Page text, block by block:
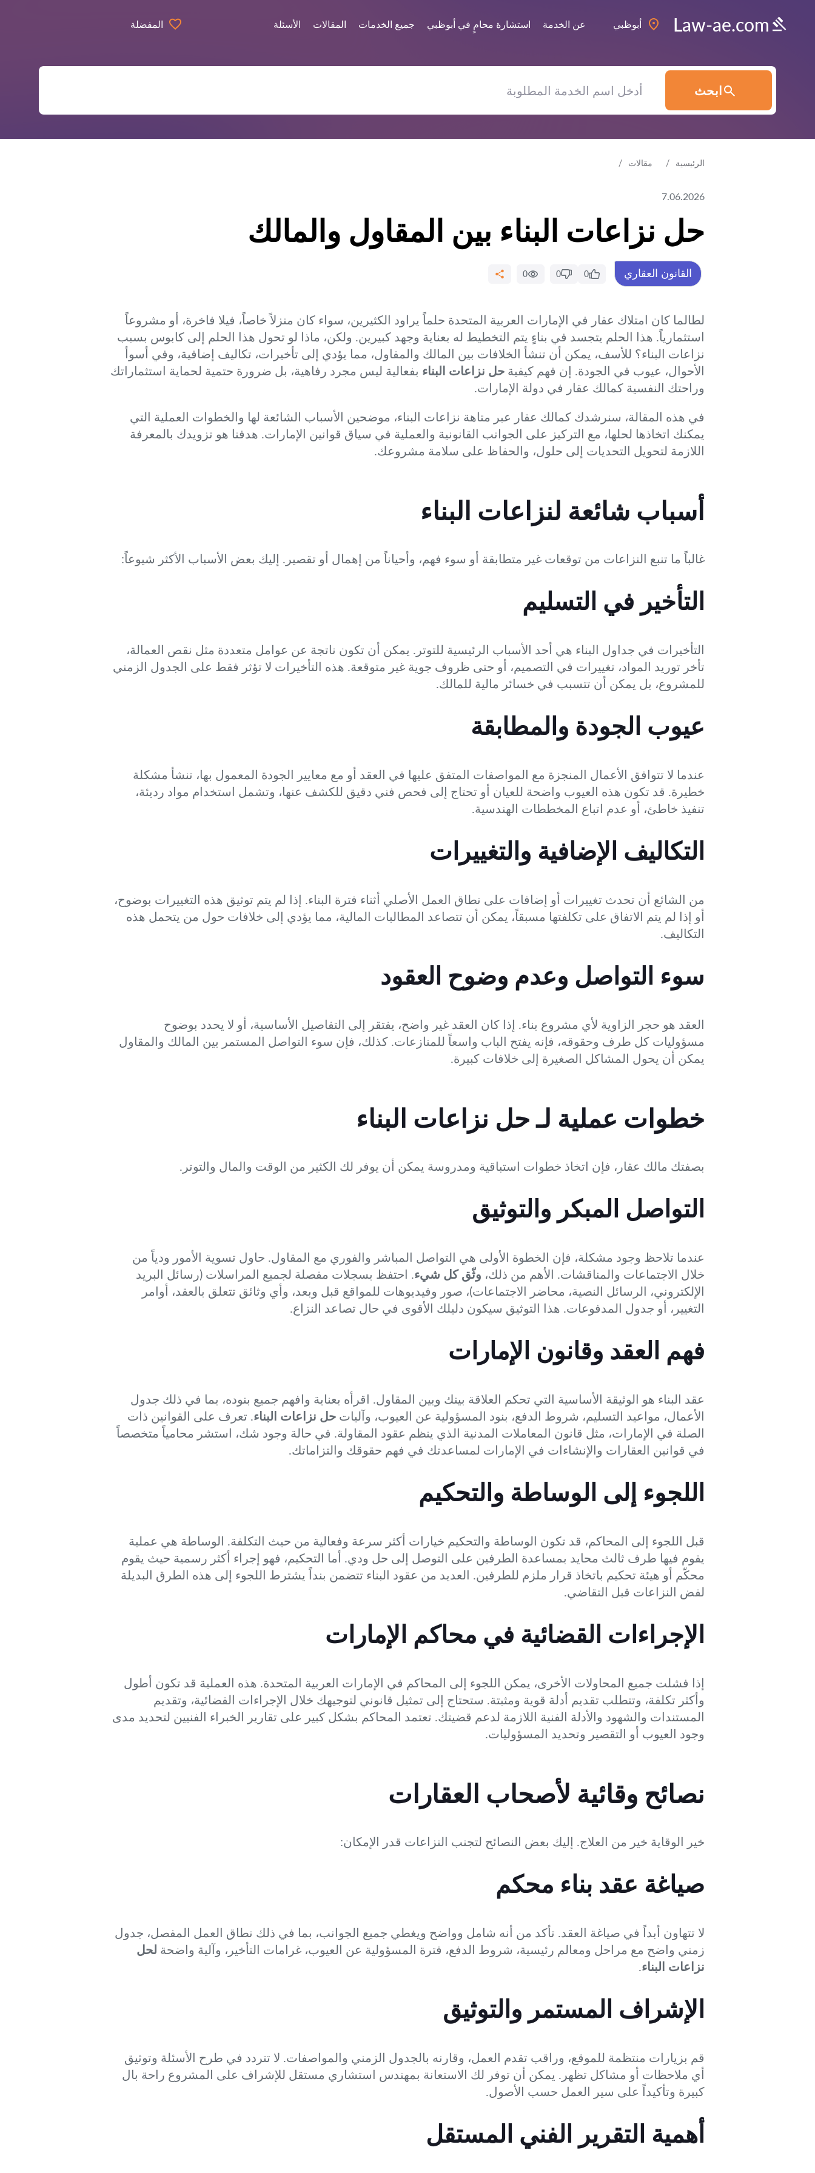
Law-ae.com أبوظبي عن الخدمة استشارة محامٍ في أبوظبي جميع الخدمات المقالات الأسئلة المفضلة
ابحث
الرئيسية مقالات
7.06.2026
حل نزاعات البناء بين المقاول والمالك
القانون العقاري 0
0
0
لطالما كان امتلاك عقار في الإمارات العربية المتحدة حلماً يراود الكثيرين، سواء كان منزلاً خاصاً، فيلا فاخرة، أو مشروعاً
استثمارياً. هذا الحلم يتجسد في بناءٍ يتم التخطيط له بعناية وجهد كبيرين. ولكن، ماذا لو تحول هذا الحلم إلى كابوس بسبب
نزاعات البناء؟ للأسف، يمكن أن تنشأ الخلافات بين المالك والمقاول، مما يؤدي إلى تأخيرات، تكاليف إضافية، وفي أسوأ
الأحوال، عيوب في الجودة. إن فهم كيفية حل نزاعات البناء بفعالية ليس مجرد رفاهية، بل ضرورة حتمية لحماية استثماراتك
وراحتك النفسية كمالك عقار في دولة الإمارات.
في هذه المقالة، سنرشدك كمالك عقار عبر متاهة نزاعات البناء، موضحين الأسباب الشائعة لها والخطوات العملية التي
يمكنك اتخاذها لحلها، مع التركيز على الجوانب القانونية والعملية في سياق قوانين الإمارات. هدفنا هو تزويدك بالمعرفة
اللازمة لتحويل التحديات إلى حلول، والحفاظ على سلامة مشروعك.
أسباب شائعة لنزاعات البناء
غالباً ما تنبع النزاعات من توقعات غير متطابقة أو سوء فهم، وأحياناً من إهمال أو تقصير. إليك بعض الأسباب الأكثر شيوعاً:
التأخير في التسليم
التأخيرات في جداول البناء هي أحد الأسباب الرئيسية للتوتر. يمكن أن تكون ناتجة عن عوامل متعددة مثل نقص العمالة،
تأخر توريد المواد، تغييرات في التصميم، أو حتى ظروف جوية غير متوقعة. هذه التأخيرات لا تؤثر فقط على الجدول الزمني
للمشروع، بل يمكن أن تتسبب في خسائر مالية للمالك.
عيوب الجودة والمطابقة
عندما لا تتوافق الأعمال المنجزة مع المواصفات المتفق عليها في العقد أو مع معايير الجودة المعمول بها، تنشأ مشكلة
خطيرة. قد تكون هذه العيوب واضحة للعيان أو تحتاج إلى فحص فني دقيق للكشف عنها، وتشمل استخدام مواد رديئة،
تنفيذ خاطئ، أو عدم اتباع المخططات الهندسية.
التكاليف الإضافية والتغييرات
من الشائع أن تحدث تغييرات أو إضافات على نطاق العمل الأصلي أثناء فترة البناء. إذا لم يتم توثيق هذه التغييرات بوضوح،
أو إذا لم يتم الاتفاق على تكلفتها مسبقاً، يمكن أن تتصاعد المطالبات المالية، مما يؤدي إلى خلافات حول من يتحمل هذه
التكاليف.
سوء التواصل وعدم وضوح العقود
العقد هو حجر الزاوية لأي مشروع بناء. إذا كان العقد غير واضح، يفتقر إلى التفاصيل الأساسية، أو لا يحدد بوضوح
مسؤوليات كل طرف وحقوقه، فإنه يفتح الباب واسعاً للمنازعات. كذلك، فإن سوء التواصل المستمر بين المالك والمقاول
يمكن أن يحول المشاكل الصغيرة إلى خلافات كبيرة.
خطوات عملية لـ حل نزاعات البناء
بصفتك مالك عقار، فإن اتخاذ خطوات استباقية ومدروسة يمكن أن يوفر لك الكثير من الوقت والمال والتوتر.
التواصل المبكر والتوثيق
عندما تلاحظ وجود مشكلة، فإن الخطوة الأولى هي التواصل المباشر والفوري مع المقاول. حاول تسوية الأمور ودياً من
خلال الاجتماعات والمناقشات. الأهم من ذلك، وثّق كل شيء. احتفظ بسجلات مفصلة لجميع المراسلات (رسائل البريد
الإلكتروني، الرسائل النصية، محاضر الاجتماعات)، صور وفيديوهات للمواقع قبل وبعد، وأي وثائق تتعلق بالعقد، أوامر
التغيير، أو جدول المدفوعات. هذا التوثيق سيكون دليلك الأقوى في حال تصاعد النزاع.
فهم العقد وقانون الإمارات
عقد البناء هو الوثيقة الأساسية التي تحكم العلاقة بينك وبين المقاول. اقرأه بعناية وافهم جميع بنوده، بما في ذلك جدول
الأعمال، مواعيد التسليم، شروط الدفع، بنود المسؤولية عن العيوب، وآليات حل نزاعات البناء. تعرف على القوانين ذات
الصلة في الإمارات، مثل قانون المعاملات المدنية الذي ينظم عقود المقاولة. في حالة وجود شك، استشر محامياً متخصصاً
في قوانين العقارات والإنشاءات في الإمارات لمساعدتك في فهم حقوقك والتزاماتك.
اللجوء إلى الوساطة والتحكيم
قبل اللجوء إلى المحاكم، قد تكون الوساطة والتحكيم خيارات أكثر سرعة وفعالية من حيث التكلفة. الوساطة هي عملية
يقوم فيها طرف ثالث محايد بمساعدة الطرفين على التوصل إلى حل ودي. أما التحكيم، فهو إجراء أكثر رسمية حيث يقوم
محكّم أو هيئة تحكيم باتخاذ قرار ملزم للطرفين. العديد من عقود البناء تتضمن بنداً يشترط اللجوء إلى هذه الطرق البديلة
لفض النزاعات قبل التقاضي.
الإجراءات القضائية في محاكم الإمارات
إذا فشلت جميع المحاولات الأخرى، يمكن اللجوء إلى المحاكم في الإمارات العربية المتحدة. هذه العملية قد تكون أطول
وأكثر تكلفة، وتتطلب تقديم أدلة قوية ومثبتة. ستحتاج إلى تمثيل قانوني لتوجيهك خلال الإجراءات القضائية، وتقديم
المستندات والشهود والأدلة الفنية اللازمة لدعم قضيتك. تعتمد المحاكم بشكل كبير على تقارير الخبراء الفنيين لتحديد مدى
وجود العيوب أو التقصير وتحديد المسؤوليات.
نصائح وقائية لأصحاب العقارات
خير الوقاية خير من العلاج. إليك بعض النصائح لتجنب النزاعات قدر الإمكان:
صياغة عقد بناء محكم
لا تتهاون أبداً في صياغة العقد. تأكد من أنه شامل وواضح ويغطي جميع الجوانب، بما في ذلك نطاق العمل المفصل، جدول
زمني واضح مع مراحل ومعالم رئيسية، شروط الدفع، فترة المسؤولية عن العيوب، غرامات التأخير، وآلية واضحة لحل
نزاعات البناء.
الإشراف المستمر والتوثيق
قم بزيارات منتظمة للموقع، وراقب تقدم العمل، وقارنه بالجدول الزمني والمواصفات. لا تتردد في طرح الأسئلة وتوثيق
أي ملاحظات أو مشاكل تظهر. يمكن أن توفر لك الاستعانة بمهندس استشاري مستقل للإشراف على المشروع راحة بال
كبيرة وتأكيداً على سير العمل حسب الأصول.
أهمية التقرير الفني المستقل